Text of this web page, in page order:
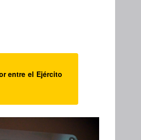
entre el Ejército